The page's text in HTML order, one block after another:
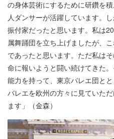
の身体芸術にするために研鑽を
人ダンサーが活躍しています。
振付家だったと思います。私は
属舞踊団を立ち上げましたが、
であったと思います。ただ私は
命に報いようと闘い続けてきた
能力を持って、東京バレエ団と
バレエを欧州の方々に見ていた
ます」（金森）